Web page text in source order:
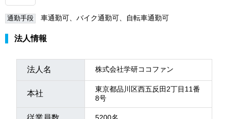
通勤手段 車通勤可、バイク通勤可、自転車通勤可
法人情報
法人名 株式会社学研ココファン
本社
東京都品川区西五反田2丁目11番
8号
5200名